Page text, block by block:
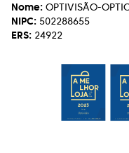
Nome: OPTIVISÃO-
NIPC: 502288655
ERS: 24922